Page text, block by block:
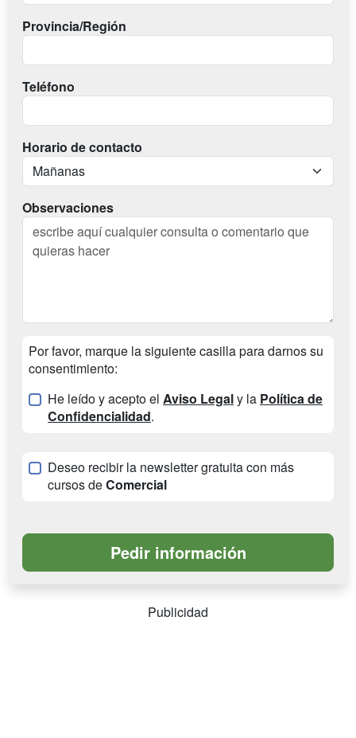
Provincia/Región
Teléfono
Horario de contacto
Observaciones
Por favor, marque la siguiente casilla para darnos su
consentimiento:
He leído y acepto el Aviso Legaly la Política de
Confidencialidad.
Deseo recibir la newsletter gratuita con más
cursos deComercial
Publicidad